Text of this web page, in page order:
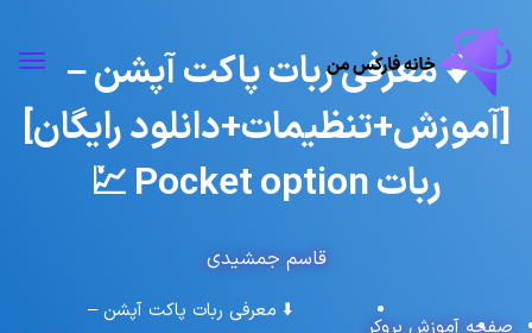
⬇️ معرفی ربات پاکت آپشن –
[آموزش+تنظیمات+دانلود رایگان]
ربات Pocket option 💹
قاسم جمشیدی
صفحه آموزش بروکر
⬇️ معرفی ربات پاکت آپشن –